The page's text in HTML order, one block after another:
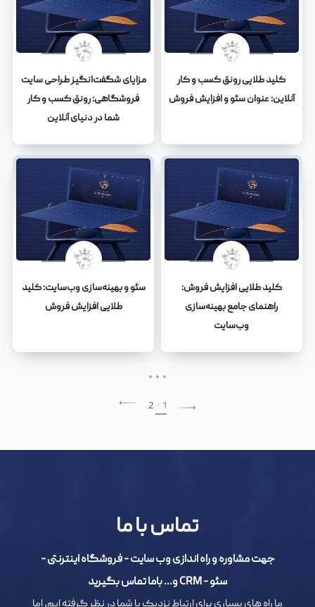
کلید طلایی رونق کسب و کار
آنلاین: عنوان سئو و افزایش فروش
مزایای شگفت‌انگیز طراحی سایت
فروشگاهی: رونق کسب و کار
شما در دنیای آنلاین
کلید طلایی افزایش فروش:
راهنمای جامع بهینه‌سازی
وب‌سایت
سئو و بهینه‌سازی وب‌سایت: کلید
طلایی افزایش فروش
1
2
تماس با ما
جهت مشاوره و راه اندازی وب سایت - فروشگاه اینترنتی -
سئو - CRM و... باما تماس بگیرید